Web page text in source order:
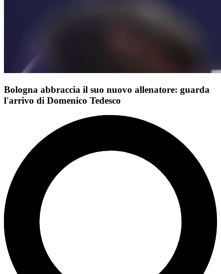
Bologna abbraccia il suo nuovo allenatore: guarda
l'arrivo di Domenico Tedesco